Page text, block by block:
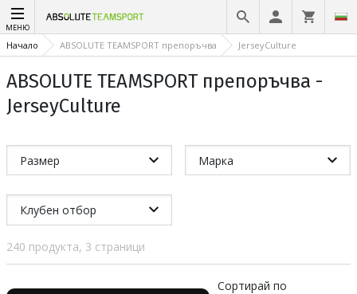
МЕНЮ
Начало ABSOLUTE TEAMSPORT препоръчва JerseyCulture
ABSOLUTE TEAMSPORT препоръчва -
JerseyCulture
Размер Марка
Клубен отбор
240 продукта, 3 страници
Сортирай по